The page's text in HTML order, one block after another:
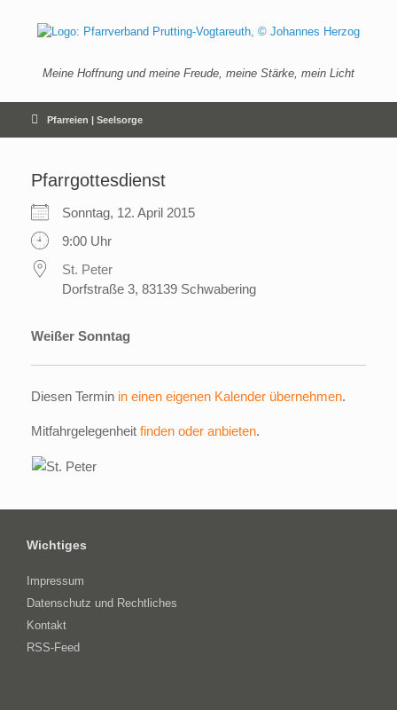
springen
Meine Hoffnung und meine Freude, meine Stärke, mein Licht
Pfarreien | Seelsorge
Pfarrgottesdienst
Sonntag, 12. April 2015
9:00 Uhr
St. Peter
Dorfstraße 3, 83139 Schwabering
Weißer Sonntag
Diesen Termin in einen eigenen Kalender übernehmen.
Mitfahrgelegenheit finden oder anbieten.
Wichtiges
Impressum
Datenschutz und Rechtliches
Kontakt
RSS-Feed